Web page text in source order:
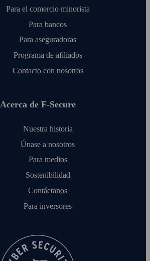
Para el comercio minorista
Para bancos
Para aseguradoras
Programa de afiliados
Contacto con nosotros
Acerca de F‑Secure
Nuestra historia
Únase a nosotros
Para medios
Sostenibilidad
Contáctanos
Para inversores